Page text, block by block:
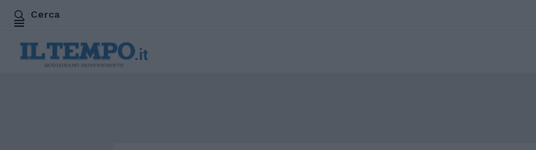
Cerca